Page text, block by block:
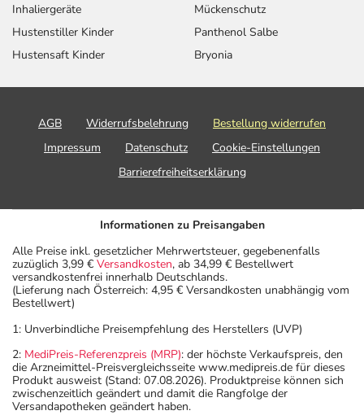
Inhaliergeräte
Hustenstiller Kinder
Hustensaft Kinder
Mückenschutz
Panthenol Salbe
Bryonia
AGB Widerrufsbelehrung
Bestellung widerrufen
Impressum
Datenschutz
Cookie-Einstellungen
Barrierefreiheitserklärung
Informationen zu Preisangaben
Alle Preise inkl. gesetzlicher Mehrwertsteuer, gegebenenfalls
zuzüglich 3,99 € Versandkosten, ab 34,99 € Bestellwert
versandkostenfrei innerhalb Deutschlands.
(Lieferung nach Österreich: 4,95 € Versandkosten unabhängig vom
Bestellwert)
1: Unverbindliche Preisempfehlung des Herstellers (UVP)
2: MediPreis-Referenzpreis (MRP): der höchste Verkaufspreis, den
die Arzneimittel-Preisvergleichsseite www.medipreis.de für dieses
Produkt ausweist (Stand: 07.08.2026). Produktpreise können sich
zwischenzeitlich geändert und damit die Rangfolge der
Versandapotheken geändert haben.